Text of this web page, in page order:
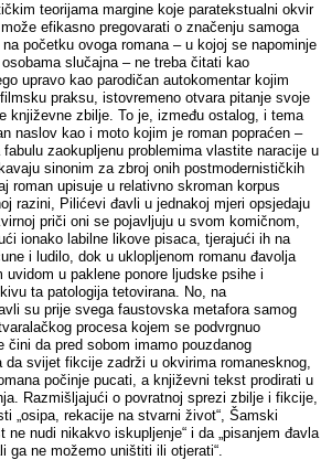
teorijama margine koje paratekstualni okvir
efikasno pregovarati o značenju samoga
početku ovoga romana – u kojoj se napominje
slučajna – ne treba čitati kao
upravo kao parodičan autokomentar kojim
praksu, istovremeno otvara pitanje svoje
književne zbilje. To je, između ostalog, i tema
naslov kao i moto kojim je roman popraćen –
zaokupljenu problemima vlastite naracije u
sinonim za zbroj onih postmodernističkih
roman upisuje u relativno skroman korpus
razini, Pilićevi đavli u jednakoj mjeri opsjedaju
priči oni se pojavljuju u svom komičnom,
ionako labilne likove pisaca, tjerajući ih na
i ludilo, dok u uklopljenom romanu đavolja
u paklene ponore ljudske psihe i
ta patologija tetovirana. No, na
su prije svega faustovska metafora samog
procesa kojem se podvrgnuo
da pred sobom imamo pouzdanog
da svijet fikcije zadrži u okvirima romanesknog,
počinje pucati, a književni tekst prodirati u
Razmišljajući o povratnoj sprezi zbilje i fikcije,
„osipa, rekacije na stvarni život“, Šamski
nudi nikakvo iskupljenje“ i da „pisanjem đavla
ga ne možemo uništiti ili otjerati“.